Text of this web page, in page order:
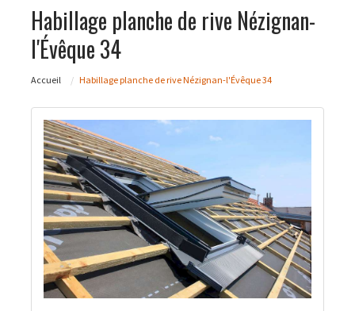
Habillage planche de rive Nézignan-
l'Évêque 34
Accueil Habillage planche de rive Nézignan-l'Évêque 34